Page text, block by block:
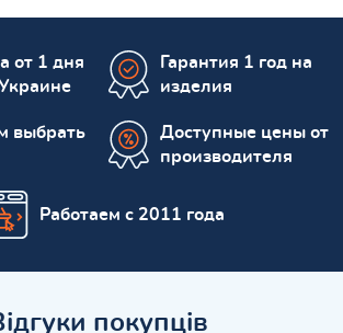
от 1 дня
Гарантия 1 год на
изделия
выбрать
Доступные цены от
производителя
Работаем с 2011 года
покупців